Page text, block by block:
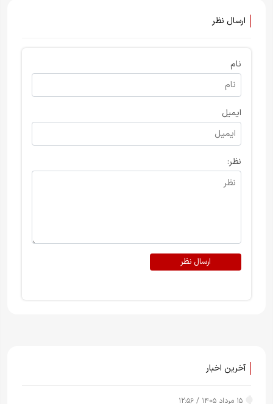
ارسال نظر
نام
ایمیل
نظر:
ارسال نظر
آخرین اخبار
۱۵ مرداد ۱۴۰۵ / ۱۲:۵۶